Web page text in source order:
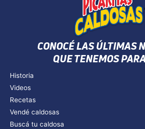
CONOCÉ LAS ÚLTIMAS
QUE TENEMOS
Historia
Videos
Recetas
Vendé caldosas
Buscá tu caldosa